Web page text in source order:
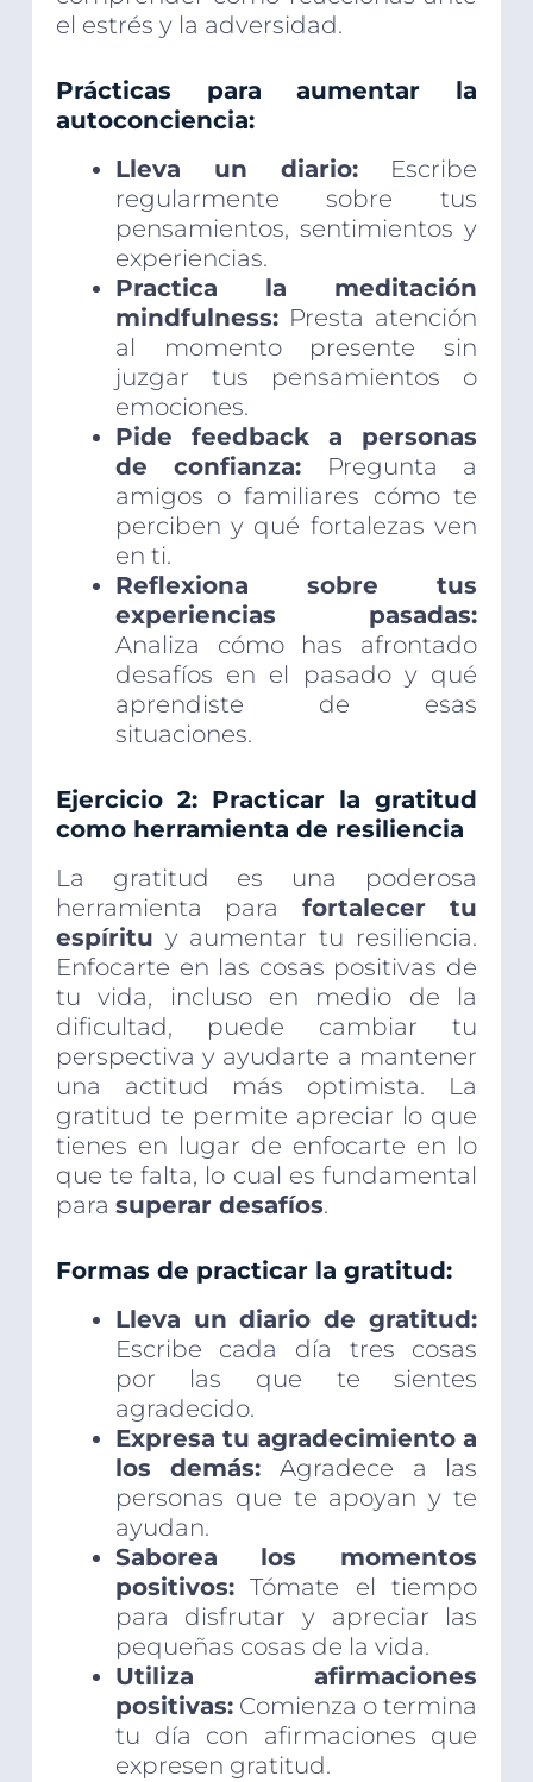
el estrés y la adversidad.
Prácticas para aumentar la
autoconciencia:
Lleva un diario: Escribe
regularmente sobre tus
pensamientos, sentimientos y
experiencias.
Practica la meditación
mindfulness:Presta atención
al momento presente sin
juzgar tus pensamientos o
emociones.
Pide feedback a personas
de confianza: Pregunta a
amigos o familiares cómo te
perciben y qué fortalezas ven
en ti.
Reflexiona sobre tus
experiencias pasadas:
Analiza cómo has afrontado
desafíos en el pasado y qué
aprendiste de esas
situaciones.
Ejercicio 2: Practicar la gratitud
como herramienta de resiliencia
La gratitud es una poderosa
herramienta para fortalecer tu
espíritu y aumentar tu resiliencia.
Enfocarte en las cosas positivas de
tu vida, incluso en medio de la
dificultad, puede cambiar tu
perspectiva y ayudarte a mantener
una actitud más optimista. La
gratitud te permite apreciar lo que
tienes en lugar de enfocarte en lo
que te falta, lo cual es fundamental
para superar desafíos.
Formas de practicar la gratitud:
Lleva un diario de gratitud:
Escribe cada día tres cosas
por las que te sientes
agradecido.
Expresa tu agradecimiento a
los demás: Agradece a las
personas que te apoyan y te
ayudan.
Saborea los momentos
positivos:Tómate el tiempo
para disfrutar y apreciar las
pequeñas cosas de la vida.
Utiliza afirmaciones
positivas:Comienza o termina
tu día con afirmaciones que
expresen gratitud.